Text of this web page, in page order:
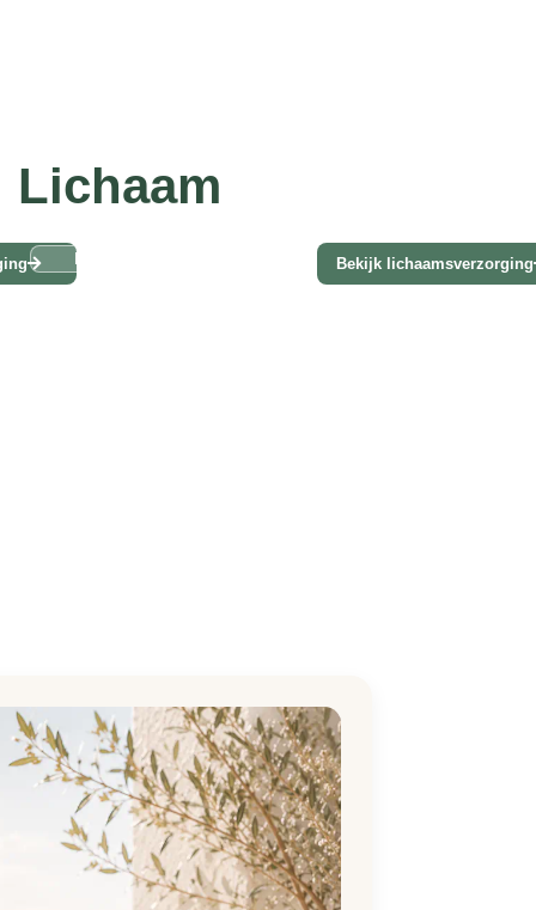
Lichaam
Droge & gevoelige huid Versteviging & elasticiteit
Bekijk lichaamsverzorging